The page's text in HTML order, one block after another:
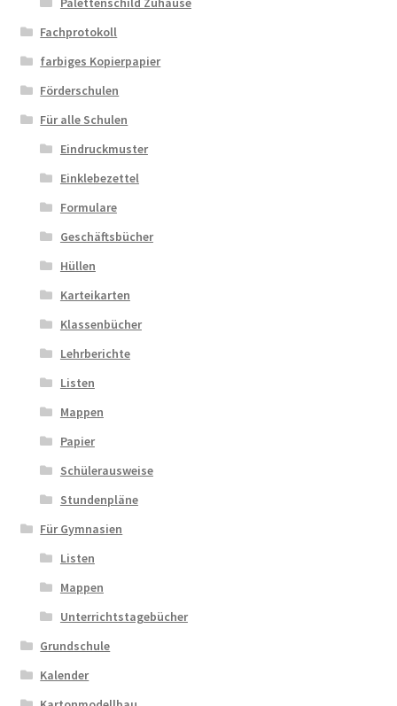
Fachprotokoll
farbiges Kopierpapier
Förderschulen
Für alle Schulen
Eindruckmuster
Einklebezettel
Formulare
Geschäftsbücher
Hüllen
Karteikarten
Klassenbücher
Lehrberichte
Listen
Mappen
Papier
Schülerausweise
Stundenpläne
Für Gymnasien
Listen
Mappen
Unterrichtstagebücher
Grundschule
Kalender